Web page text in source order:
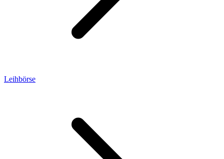
Leihbörse